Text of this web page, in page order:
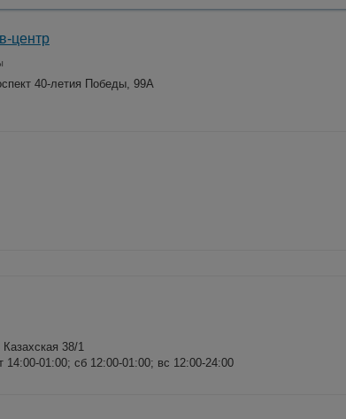
центр
40-летия Победы, 99А
38/1
14:00-01:00; сб 12:00-01:00; вс 12:00-24:00